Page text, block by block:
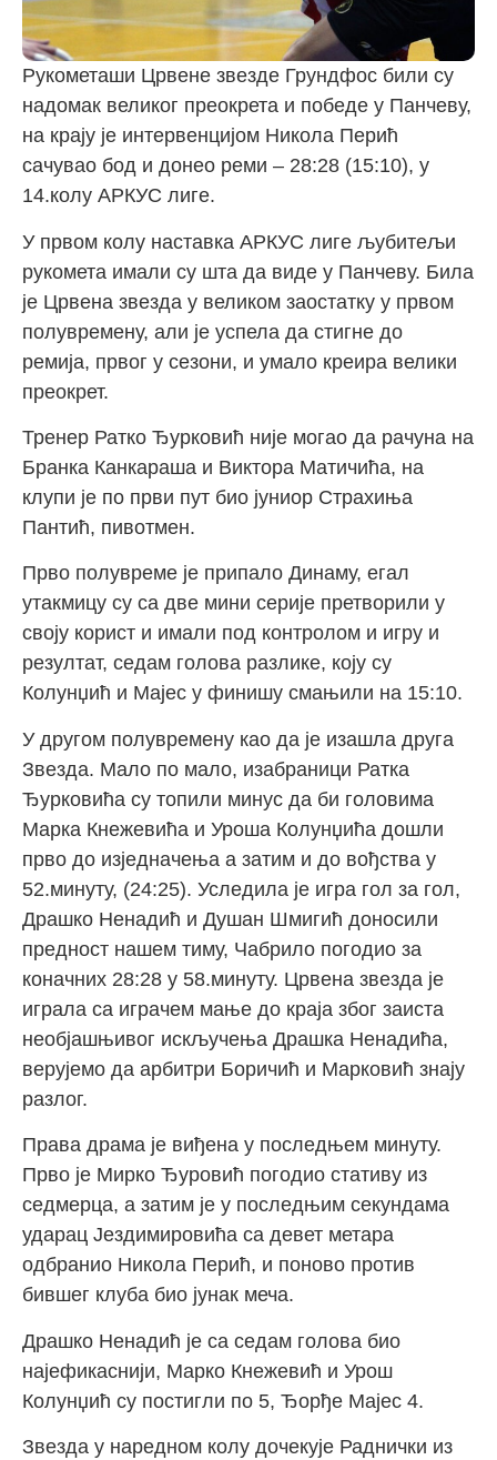
Рукометаши Црвене звезде Грундфос били су
надомак великог преокрета и победе у Панчеву,
на крају је интервенцијом Никола Перић
сачувао бод и донео реми – 28:28 (15:10), у
14.колу АРКУС лиге.
У првом колу наставка АРКУС лиге љубитељи
рукомета имали су шта да виде у Панчеву. Била
је Црвена звезда у великом заостатку у првом
полувремену, али је успела да стигне до
ремија, првог у сезони, и умало креира велики
преокрет.
Тренер Ратко Ђурковић није могао да рачуна на
Бранка Канкараша и Виктора Матичића, на
клупи је по први пут био јуниор Страхиња
Пантић, пивотмен.
Прво полувреме је припало Динаму, егал
утакмицу су са две мини серије претворили у
своју корист и имали под контролом и игру и
резултат, седам голова разлике, коју су
Колунџић и Мајес у финишу смањили на 15:10.
У другом полувремену као да је изашла друга
Звезда. Мало по мало, изабраници Ратка
Ђурковића су топили минус да би головима
Марка Кнежевића и Уроша Колунџића дошли
прво до изједначења а затим и до вођства у
52.минуту, (24:25). Уследила је игра гол за гол,
Драшко Ненадић и Душан Шмигић доносили
предност нашем тиму, Чабрило погодио за
коначних 28:28 у 58.минуту. Црвена звезда је
играла са играчем мање до краја због заиста
необјашњивог искључења Драшка Ненадића,
верујемо да арбитри Боричић и Марковић знају
разлог.
Права драма је виђена у последњем минуту.
Прво је Мирко Ђуровић погодио стативу из
седмерца, а затим је у последњим секундама
ударац Јездимировића са девет метара
одбранио Никола Перић, и поново против
бившег клуба био јунак меча.
Драшко Ненадић је са седам голова био
најефикаснији, Марко Кнежевић и Урош
Колунџић су постигли по 5, Ђорђе Мајес 4.
Звезда у наредном колу дочекује Раднички из